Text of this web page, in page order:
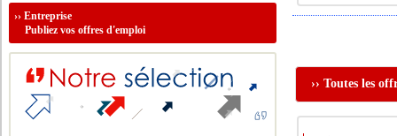
›› Toutes les
››Entreprise
Publiez vos offres d'emploi